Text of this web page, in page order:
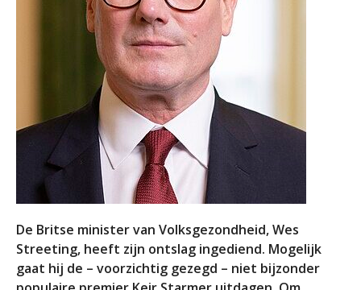
De Britse minister van Volksgezondheid, Wes
Streeting, heeft zijn ontslag ingediend. Mogelijk
gaat hij de – voorzichtig gezegd – niet bijzonder